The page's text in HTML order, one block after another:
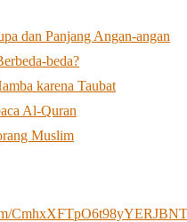
dan Panjang Angan-angan
beda?
karena Taubat
Al-Quran
Muslim